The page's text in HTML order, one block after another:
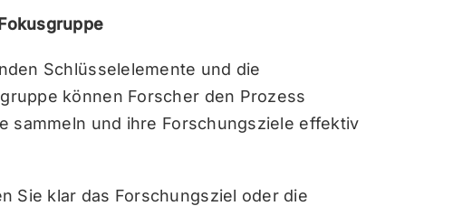
Schlüsselelemente und die
können Forscher den Prozess
sammeln und ihre Forschungsziele effektiv
Sie klar das Forschungsziel oder die